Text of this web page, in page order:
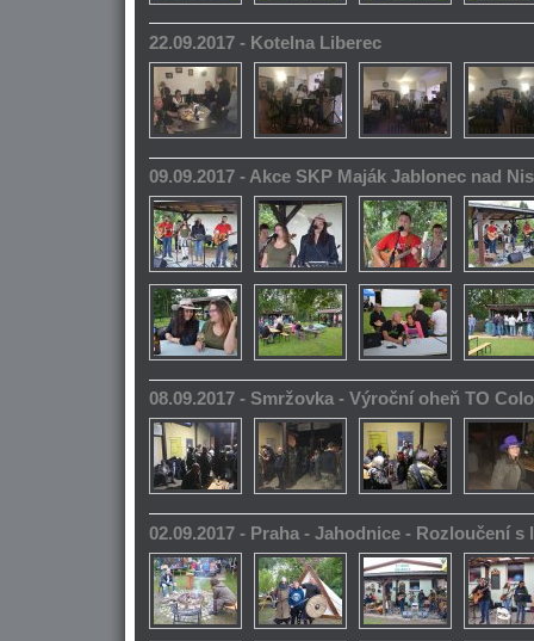
22.09.2017 - Kotelna Liberec
09.09.2017 - Akce SKP Maják Jablonec nad
08.09.2017 - Smržovka - Výroční oheň TO
02.09.2017 - Praha - Jahodnice - Rozloučení s